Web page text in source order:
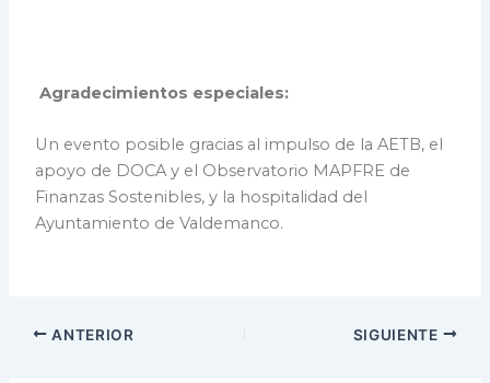
Agradecimientos especiales:
Un evento posible gracias al impulso de la AETB, el
apoyo de DOCA y el Observatorio MAPFRE de
Finanzas Sostenibles, y la hospitalidad del
Ayuntamiento de Valdemanco.
ANTERIOR SIGUIENTE